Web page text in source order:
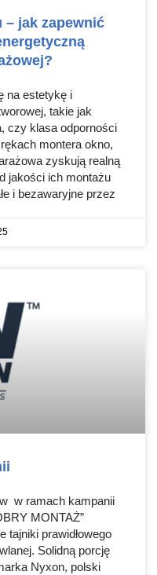
– jak zapewnić
na estetykę i
takie jak
czy klasa odporności
montera okno,
zyskują realną
jakości ich montażu
i bezawaryjne przez
w ramach kampanii
MONTAŻ”
tajniki prawidłowego
Solidną porcję
Nyxon, polski